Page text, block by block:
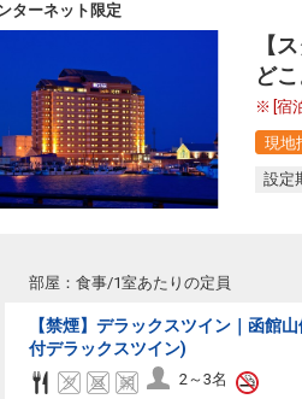
ターネット限定
【
ど
[宿
現地
設定
部屋：食事/1室あたりの定員
【禁煙】デラックスツイン｜函館
付デラックスツイン)
2～3名